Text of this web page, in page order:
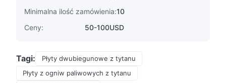
Minimalna ilość zamówienia:10
Ceny:
50-100USD
Tagi:
Płyty dwubiegunowe z tytanu
Płyty z ogniw paliwowych z tytanu